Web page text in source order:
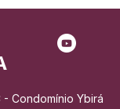
Condomínio Ybirá